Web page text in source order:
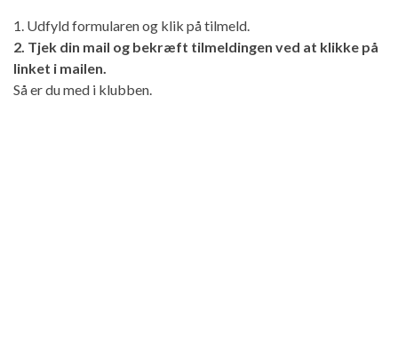
1. Udfyld formularen og klik på tilmeld.
2. Tjek din mail og bekræft tilmeldingen ved at klikke på
linket i mailen.
Så er du med i klubben.